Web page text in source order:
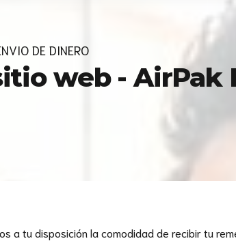
DE DINERO
web - AirPak
a tu disposición la comodidad de recibir tu